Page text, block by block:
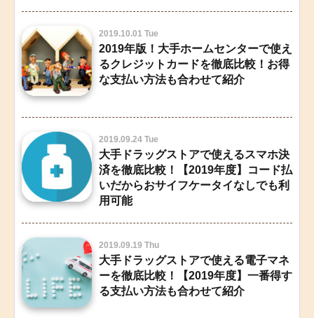
2019.10.01 Tue
2019年版！大手ホームセンターで使え
るクレジットカードを徹底比較！お得
な支払い方法も合わせて紹介
2019.09.24 Tue
大手ドラッグストアで使えるスマホ決
済を徹底比較！【2019年度】コード払
いだからおサイフケータイなしでも利
用可能
2019.09.19 Thu
大手ドラッグストアで使える電子マネ
ーを徹底比較！【2019年度】一番得す
る支払い方法も合わせて紹介